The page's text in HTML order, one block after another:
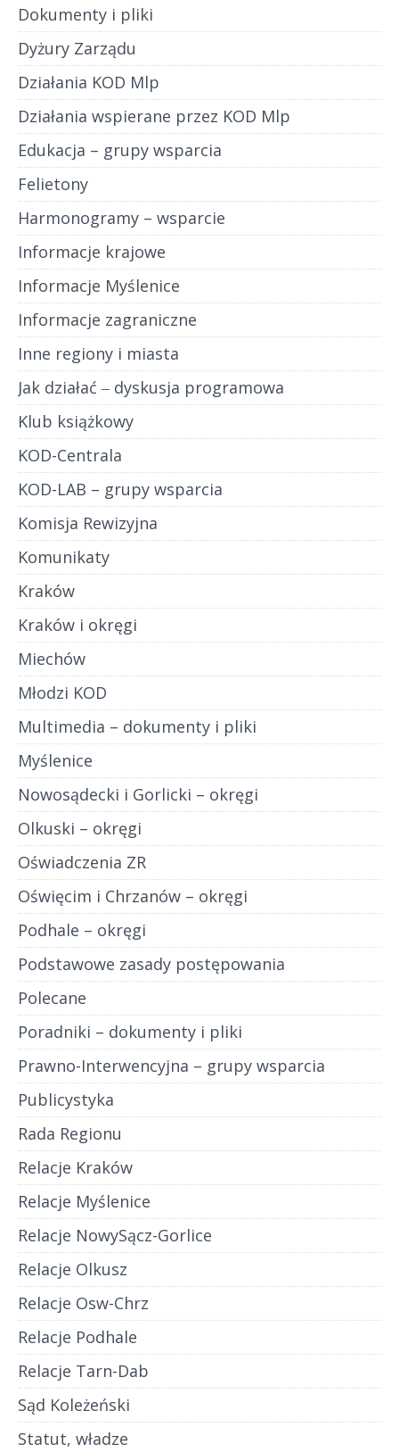
Dokumenty i pliki
Dyżury Zarządu
Działania KOD Mlp
Działania wspierane przez KOD Mlp
Edukacja – grupy wsparcia
Felietony
Harmonogramy – wsparcie
Informacje krajowe
Informacje Myślenice
Informacje zagraniczne
Inne regiony i miasta
Jak działać ‒ dyskusja programowa
Klub książkowy
KOD-Centrala
KOD-LAB – grupy wsparcia
Komisja Rewizyjna
Komunikaty
Kraków
Kraków i okręgi
Miechów
Młodzi KOD
Multimedia – dokumenty i pliki
Myślenice
Nowosądecki i Gorlicki – okręgi
Olkuski – okręgi
Oświadczenia ZR
Oświęcim i Chrzanów – okręgi
Podhale – okręgi
Podstawowe zasady postępowania
Polecane
Poradniki – dokumenty i pliki
Prawno-Interwencyjna – grupy wsparcia
Publicystyka
Rada Regionu
Relacje Kraków
Relacje Myślenice
Relacje NowySącz-Gorlice
Relacje Olkusz
Relacje Osw-Chrz
Relacje Podhale
Relacje Tarn-Dab
Sąd Koleżeński
Statut, władze